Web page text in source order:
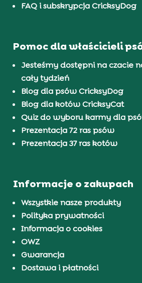
FAQ i subskrypcja CricksyDog
Pomoc dla właścicieli
Jesteśmy dostępni na czacie
cały tydzień
Blog dla psów CricksyDog
Blog dla kotów CricksyCat
Quiz do wyboru karmy dla
Prezentacja 72 ras psów
Prezentacja 37 ras kotów
Informacje o zakupach
Wszystkie nasze produkty
Polityka prywatności
Informacja o cookies
OWZ
Gwarancja
Dostawa i płatności